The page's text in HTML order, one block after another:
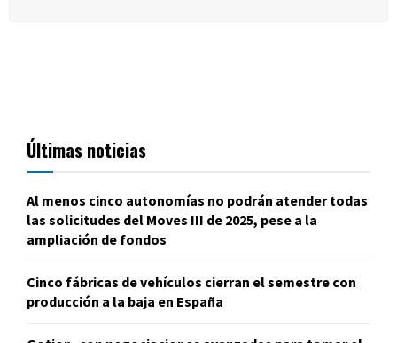
Últimas noticias
Al menos cinco autonomías no podrán atender todas
las solicitudes del Moves III de 2025, pese a la
ampliación de fondos
Cinco fábricas de vehículos cierran el semestre con
producción a la baja en España